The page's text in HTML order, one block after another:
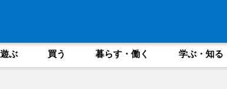
ぶ 買う 暮らす・働く 学ぶ・知る